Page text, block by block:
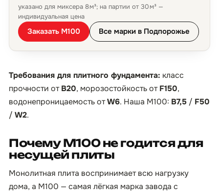
указано для миксера 8 м³; на партии от 30 м³ —
индивидуальная цена
Заказать М100 Все марки в Подпорожье
Требования для плитного фундамента: класс
прочности отB20, морозостойкость отF150,
водонепроницаемость отW6. Наша М100: B7,5 / F50
/ W2.
Почему М100 не годится для
несущей плиты
Монолитная плита воспринимает всю нагрузку
дома, а М100 — самая лёгкая марка завода с